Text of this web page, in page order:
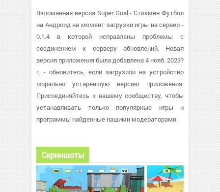
Взломанная версия Super Goal - Стикмен Футбол
на Андроид на момент загрузки игры на сервер -
0.1.4 в которой исправлены проблемы с
соединением к серверу обновлений. Новая
версия приложения была добавлена 4 нояб. 2023?
г. - обновитесь, если загрузили на устройство
морально устаревшую версию приложения.
Присоединяйтесь к нашему сообществу, чтобы
устанавливать только популярные игры и
программы найденные нашими модераторами.
Скриншоты